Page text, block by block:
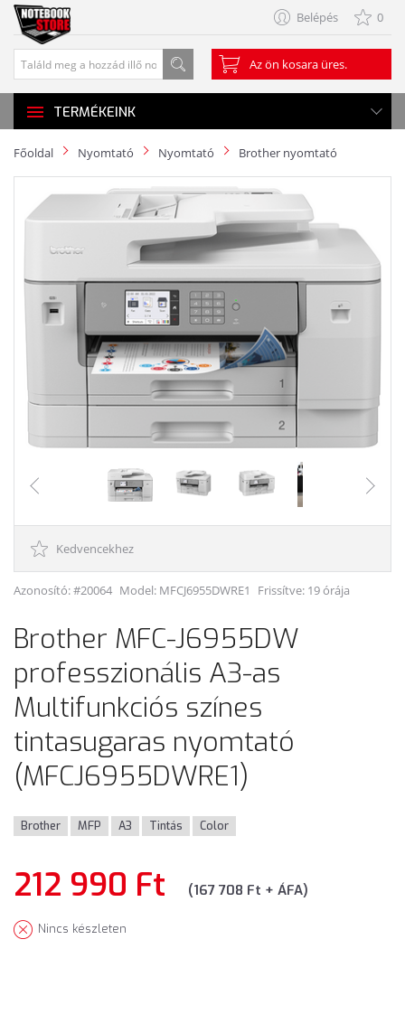
Belépés 0
Az ön kosara üres.
TERMÉKEINK
Főoldal Nyomtató Nyomtató Brother nyomtató
Kedvencekhez
Azonosító: #20064 Model: MFCJ6955DWRE1 Frissítve: 19 órája
Brother MFC-J6955DW
professzionális A3-as
Multifunkciós színes
tintasugaras nyomtató
(MFCJ6955DWRE1)
Brother MFP A3 Tintás Color
212 990 Ft (167 708 Ft + ÁFA)
Nincs készleten